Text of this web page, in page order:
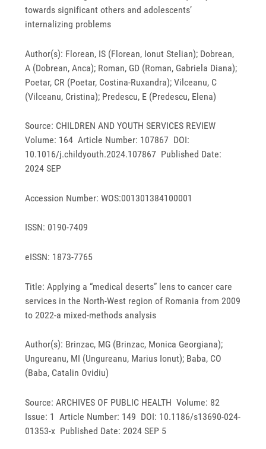
towards significant others and adolescents’
internalizing problems
Author(s): Florean, IS (Florean, Ionut Stelian); Dobrean,
A (Dobrean, Anca); Roman, GD (Roman, Gabriela Diana);
Poetar, CR (Poetar, Costina-Ruxandra); Vilceanu, C
(Vilceanu, Cristina); Predescu, E (Predescu, Elena)
Source: CHILDREN AND YOUTH SERVICES REVIEW
Volume: 164 Article Number: 107867 DOI:
10.1016/j.childyouth.2024.107867 Published Date:
2024 SEP
Accession Number: WOS:001301384100001
ISSN: 0190-7409
eISSN: 1873-7765
Title: Applying a “medical deserts” lens to cancer care
services in the North-West region of Romania from 2009
to 2022-a mixed-methods analysis
Author(s): Brinzac, MG (Brinzac, Monica Georgiana);
Ungureanu, MI (Ungureanu, Marius Ionut); Baba, CO
(Baba, Catalin Ovidiu)
Source: ARCHIVES OF PUBLIC HEALTH Volume: 82
Issue: 1 Article Number: 149 DOI: 10.1186/s13690-024-
01353-x Published Date: 2024 SEP 5